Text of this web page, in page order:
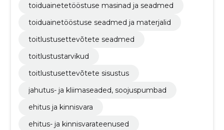
toiduainetetööstuse masinad ja seadmed
toiduainetööstuse seadmed ja materjalid
toitlustusettevõtete seadmed
toitlustustarvikud
toitlustusettevõtete sisustus
jahutus- ja kliimaseaded, soojuspumbad
ehitus ja kinnisvara
ehitus- ja kinnisvarateenused